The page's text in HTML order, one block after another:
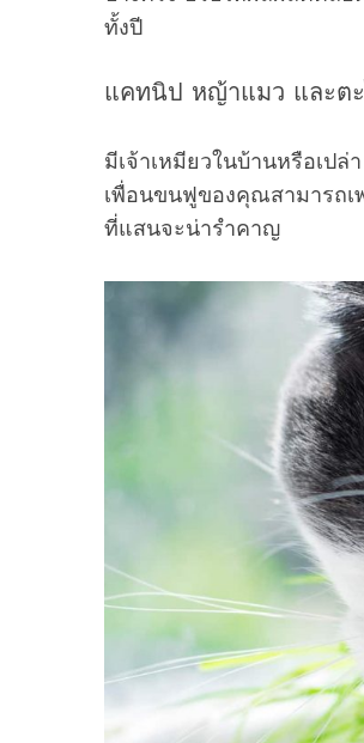
ทั้งปี
แคทนิป หญ้าแมว และต
มีเจ้าเหมียวในบ้านหรือเป
เพื่อนขนฟูของคุณสามารถเ
ที่แสนจะน่ารำคาญ
S